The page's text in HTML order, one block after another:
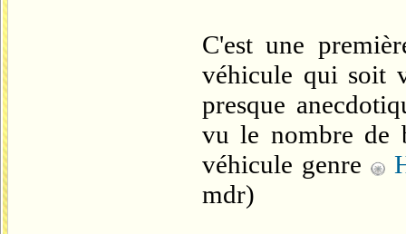
C'est une
véhicule qui soit
presque
vu le nombre de
véhicule genre
mdr)